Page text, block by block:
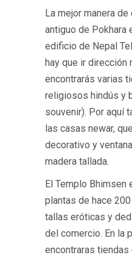
La mejor manera
antiguo de Pokhara
edificio de Nepal
hay que ir dirección
encontrarás varias
religiosos hindús y
souvenir). Por aquí
las casas newar,
decorativo y
madera tallada.
El Templo Bhimsen
plantas de hace
tallas eróticas y
del comercio. En la
encontraras